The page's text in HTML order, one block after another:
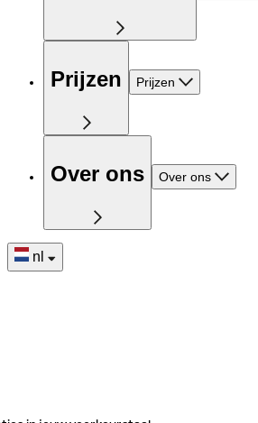
Prijzen Prijzen
Over ons Over ons
nl